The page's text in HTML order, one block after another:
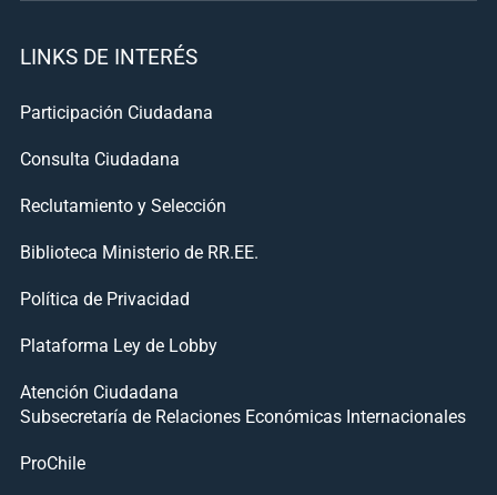
LINKS DE INTERÉS
Participación Ciudadana
Consulta Ciudadana
Reclutamiento y Selección
Biblioteca Ministerio de RR.EE.
Política de Privacidad
Plataforma Ley de Lobby
Atención Ciudadana
Subsecretaría de Relaciones Económicas Internacionales
ProChile